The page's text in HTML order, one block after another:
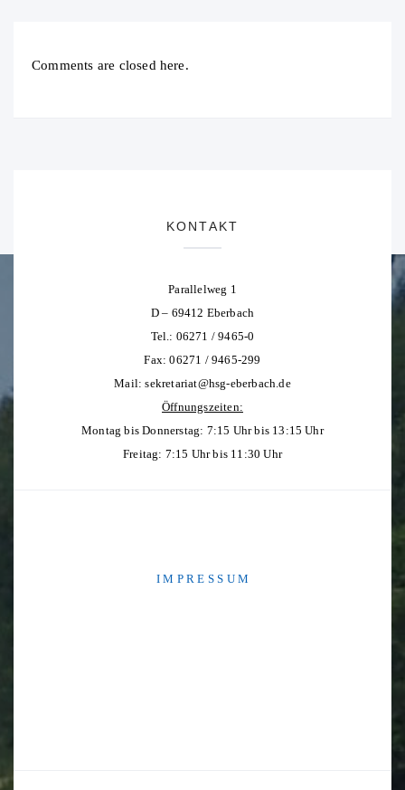
Comments are closed here.
KONTAKT
Parallelweg 1
D – 69412 Eberbach
Tel.: 06271 / 9465-0
Fax: 06271 / 9465-299
Mail:sekretariat@hsg-eberbach.de
Öffnungszeiten:
Montag bis Donnerstag: 7:15 Uhr bis 13:15 Uhr
Freitag: 7:15 Uhr bis 11:30 Uhr
I M P R E S S U M